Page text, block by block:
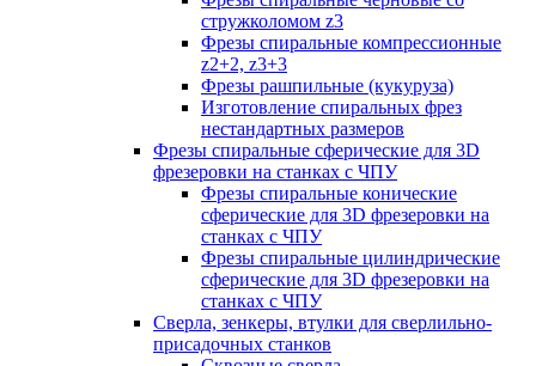
стружколомом z3
Фрезы спиральные компрессионные
z2+2, z3+3
Фрезы рашпильные (кукуруза)
Изготовление спиральных фрез
нестандартных размеров
Фрезы спиральные сферические для 3D
фрезеровки на станках с ЧПУ
Фрезы спиральные конические
сферические для 3D фрезеровки на
станках с ЧПУ
Фрезы спиральные цилиндрические
сферические для 3D фрезеровки на
станках с ЧПУ
Сверла, зенкеры, втулки для сверлильно-
присадочных станков